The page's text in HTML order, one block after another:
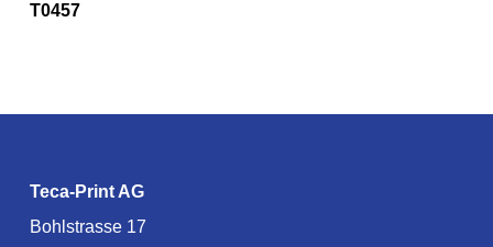
T0457
Teca-Print AG
Bohlstrasse 17